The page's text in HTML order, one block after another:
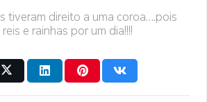
tiveram direito a uma coroa….pois
e rainhas por um dia!!!!